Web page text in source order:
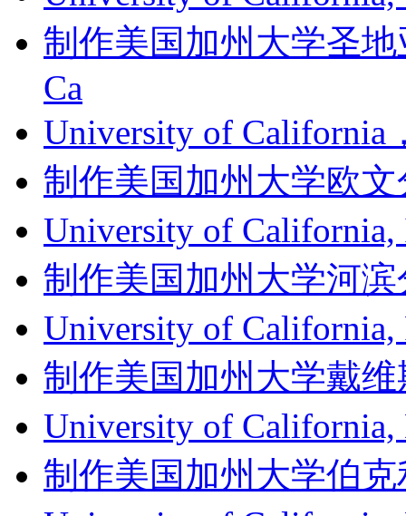
制作美国加州大学圣
Ca
University of California
制作美国加州大学欧
University of
制作美国加州大学河
University of
制作美国加州大学戴
University of
制作美国加州大学伯